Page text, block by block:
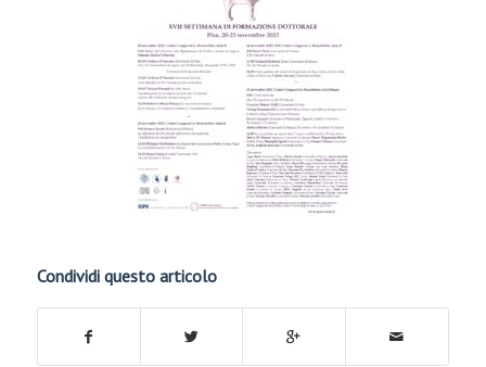
Condividi questo articolo